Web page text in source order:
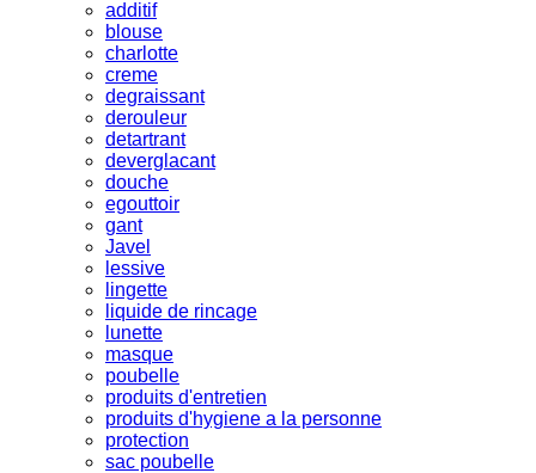
additif
blouse
charlotte
creme
degraissant
derouleur
detartrant
deverglacant
douche
egouttoir
gant
Javel
lessive
lingette
liquide de rincage
lunette
masque
poubelle
produits d'entretien
produits d'hygiene a la personne
protection
sac poubelle